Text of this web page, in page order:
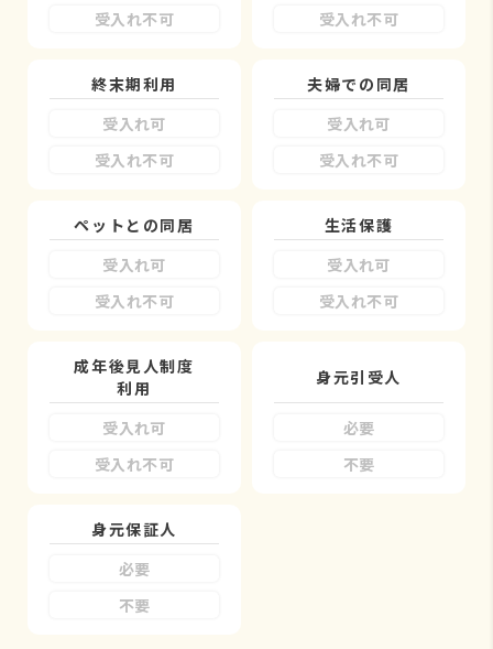
受入れ不可
受入れ不可
終末期利用
受入れ可
受入れ不可
夫婦での同居
受入れ可
受入れ不可
ペットとの同居
受入れ可
受入れ不可
生活保護
受入れ可
受入れ不可
成年後見人制度
利用
受入れ可
受入れ不可
身元引受人
必要
不要
身元保証人
必要
不要